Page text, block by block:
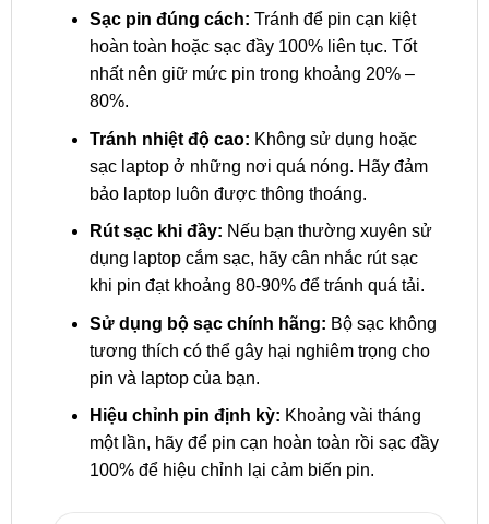
Sạc pin đúng cách: Tránh để pin cạn kiệt
hoàn toàn hoặc sạc đầy 100% liên tục. Tốt
nhất nên giữ mức pin trong khoảng 20% –
80%.
Tránh nhiệt độ cao: Không sử dụng hoặc
sạc laptop ở những nơi quá nóng. Hãy đảm
bảo laptop luôn được thông thoáng.
Rút sạc khi đầy: Nếu bạn thường xuyên sử
dụng laptop cắm sạc, hãy cân nhắc rút sạc
khi pin đạt khoảng 80-90% để tránh quá tải.
Sử dụng bộ sạc chính hãng: Bộ sạc không
tương thích có thể gây hại nghiêm trọng cho
pin và laptop của bạn.
Hiệu chỉnh pin định kỳ: Khoảng vài tháng
một lần, hãy để pin cạn hoàn toàn rồi sạc đầy
100% để hiệu chỉnh lại cảm biến pin.